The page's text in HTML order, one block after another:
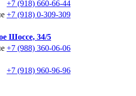
+7 (918) 660-66-44
+7 (918) 0-309-309
Шоссе, 34/5
+7 (988) 360-06-06
+7 (918) 960-96-96